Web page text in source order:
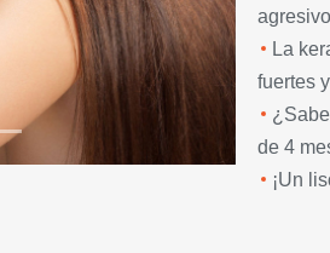
La
fuertes
de 4
¡Un